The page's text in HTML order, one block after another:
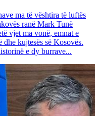
ma të vështira të luftës
ranë Mark Tunë
vjet ma vonë, emnat e
dhe kujtesës së Kosovës.
e dy burrave...